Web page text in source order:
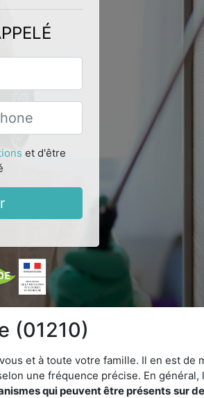
et d'être
(01210)
et à toute votre famille. Il en est de
une fréquence précise. En
qui peuvent être présents sur